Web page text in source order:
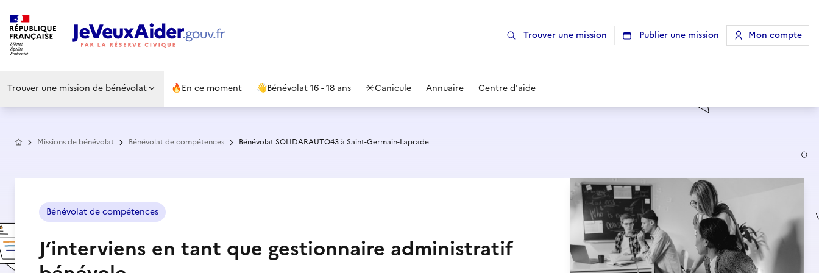
Trouver une mission Publier une mission Mon compte
Trouver une mission de bénévolat 🔥En ce moment 👋Bénévolat 16 - 18 ans ☀️Canicule Annuaire Centre d'aide
AccueilMissions de bénévolat Bénévolat de compétences Bénévolat SOLIDARAUTO43 à Saint-Germain-Laprade
Bénévolat de compétences
J’interviens en tant que gestionnaire administratif